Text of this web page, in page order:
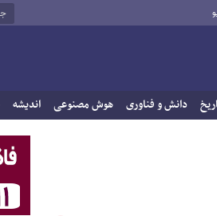
دانش و فناوری هوش مصنوعی اندیشه